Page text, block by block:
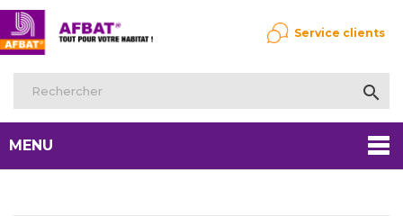

Service clients
MENU